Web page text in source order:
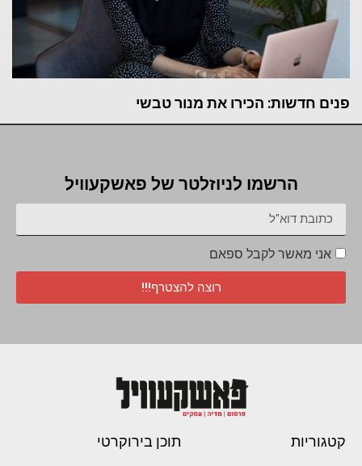
פנים חדשות: הכירו את מנור טבשי
הרשמו לניוזלטר של פאשקעוויל
אני מאשר לקבל ספאם
רוצה להצטרף!!!
קטגוריות תוכן בירוקרטי